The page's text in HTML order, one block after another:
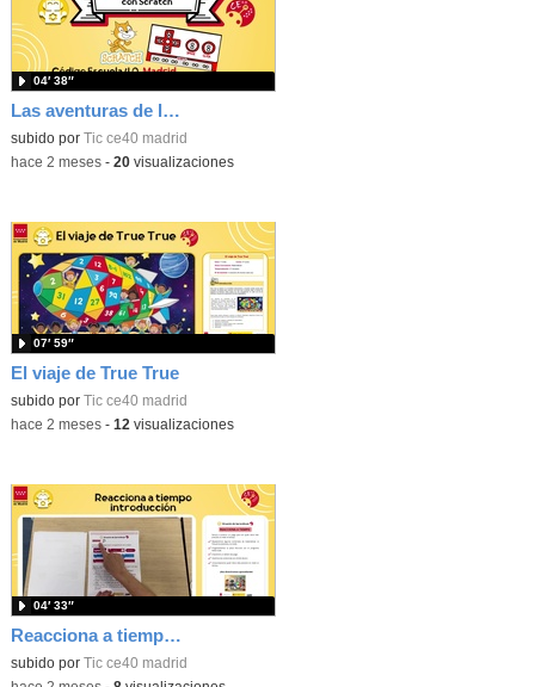
Las aventuras de la palabras. Aprende con Scratch
subido por Tic ce40 madrid
04′ 38″
-hace 2 meses- 20visualizaciones
El viaje de True True
subido por Tic ce40 madrid
07′ 59″
-hace 2 meses- 12 visualizaciones
Reacciona a tiempo: programación y reflejos con Micro:bit
subido por Tic ce40 madrid
04′ 33″